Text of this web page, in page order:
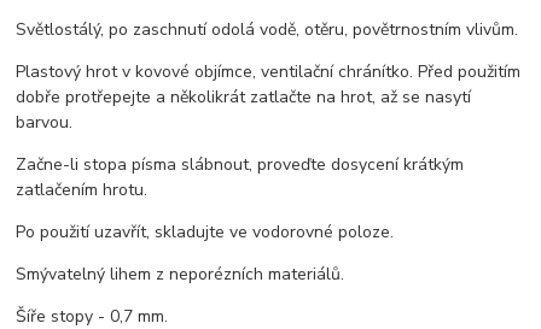
Světlostálý, po zaschnutí odolá vodě, otěru, povětrnostním vlivům.
Plastový hrot v kovové objímce, ventilační chránítko. Před použitím
dobře protřepejte a několikrát zatlačte na hrot, až se nasytí
barvou.
Začne-li stopa písma slábnout, proveďte dosycení krátkým
zatlačením hrotu.
Po použití uzavřít, skladujte ve vodorovné poloze.
Smývatelný lihem z neporézních materiálů.
Šíře stopy - 0,7 mm.